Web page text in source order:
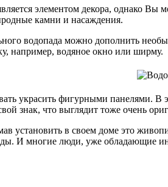
элементом декора, однако
камни и насаждения.
водопада можно дополнить
например, водяное окно или ширму.
украсить фигурными панелями. В
знак, что выглядит тоже очень
установить в своем доме это
И многие люди, уже обладающие